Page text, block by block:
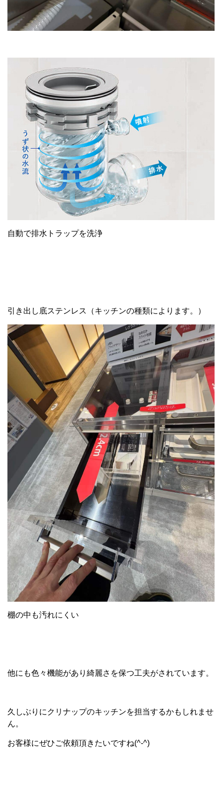
自動で排水トラップを洗浄
引き出し底ステンレス（キッチンの種類によります。）
棚の中も汚れにくい
他にも色々機能があり綺麗さを保つ工夫がされています。
久しぶりにクリナップのキッチンを担当するかもしれませ
ん。
お客様にぜひご依頼頂きたいですね(^-^)